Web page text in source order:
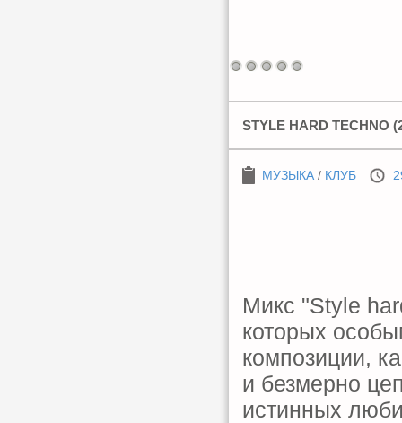
STYLE HARD TECHNO
МУЗЫКА / КЛУБ
Микс "Style
которых
композиции,
и безмерно
истинных